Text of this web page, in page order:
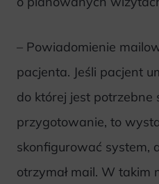
– Powiadomienie
pacjenta. Jeśli pacjent
do której jest potrzebne
przygotowanie, to
skonfigurować system,
otrzymał mail. W takim